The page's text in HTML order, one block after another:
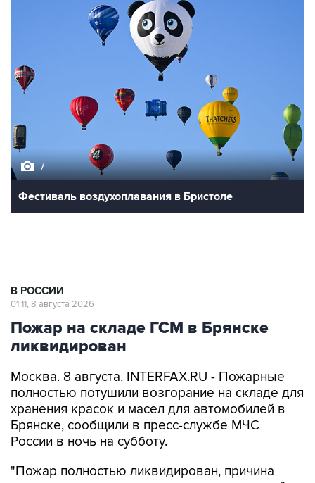
7
Фестиваль воздухоплавания в Бристоле
В РОССИИ
01:11, 8 августа 2026
Пожар на складе ГСМ в Брянске
ликвидирован
Москва. 8 августа. INTERFAX.RU - Пожарные
полностью потушили возгорание на складе для
хранения красок и масел для автомобилей в
Брянске, сообщили в пресс-службе МЧС
России в ночь на субботу.
"Пожар полностью ликвидирован, причина